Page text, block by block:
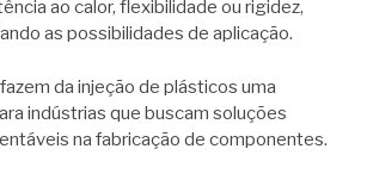
ao calor, flexibilidade ou rigidez,
as possibilidades de aplicação.
da injeção de plásticos uma
indústrias que buscam soluções
na fabricação de componentes.